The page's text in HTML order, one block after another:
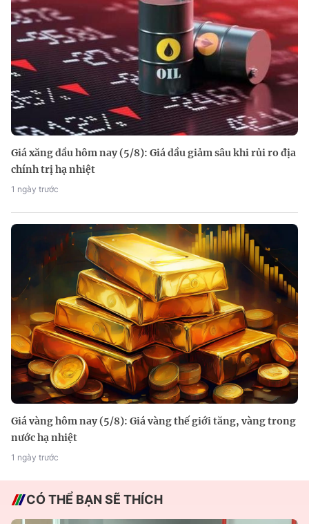
Giá xăng dầu hôm nay (5/8): Giá dầu giảm sâu khi rủi ro địa
chính trị hạ nhiệt
1 ngày trước
Giá vàng hôm nay (5/8): Giá vàng thế giới tăng, vàng trong
nước hạ nhiệt
1 ngày trước
CÓ THỂ BẠN SẼ THÍCH